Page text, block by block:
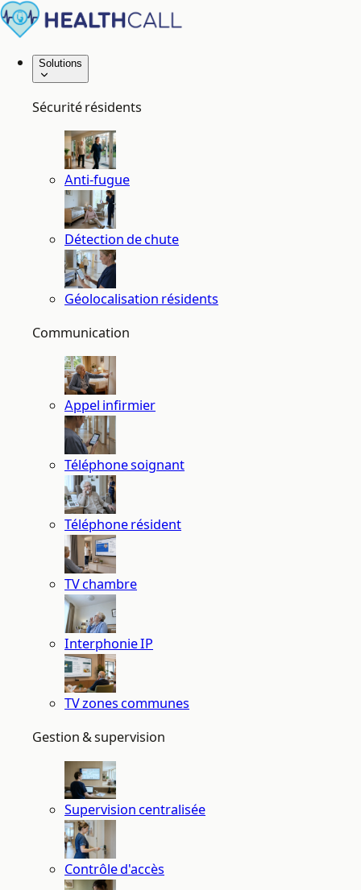
Solutions
Sécurité résidents
Anti-fugue
Détection de chute
Géolocalisation résidents
Communication
Appel infirmier
Téléphone soignant
Téléphone résident
TV chambre
Interphonie IP
TV zones communes
Gestion & supervision
Supervision centralisée
Contrôle d'accès